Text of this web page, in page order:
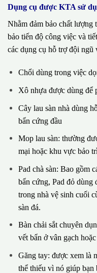
Dụng cụ được KTA sử
Nhằm đảm bảo chất lượng
bảo tiến độ công việc và
các dụng cụ hỗ trợ đội ngũ
Chổi dùng trong việc
Xô nhựa được dùng để
Cây lau sàn nhà dùng
bẩn cứng đầu
Mop lau sàn: thường
mại hoặc khu vực bảo
Pad chà sàn: Bao gồm
bẩn cứng, Pad đỏ dùng
trong nhà vệ sinh cuối
sàn đá.
Bàn chải sắt chuyên
vết bẩn ở vân gạch
Găng tay: được xem là
thể thiếu vì nó giúp bạn